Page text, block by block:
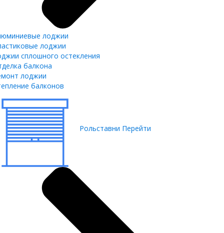
лоджии
лоджии
сплошного остекления
балкона
лоджии
балконов
Рольставни Перейти